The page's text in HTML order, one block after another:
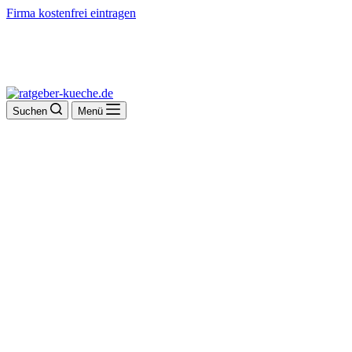
Firma kostenfrei eintragen
Suchen Menü